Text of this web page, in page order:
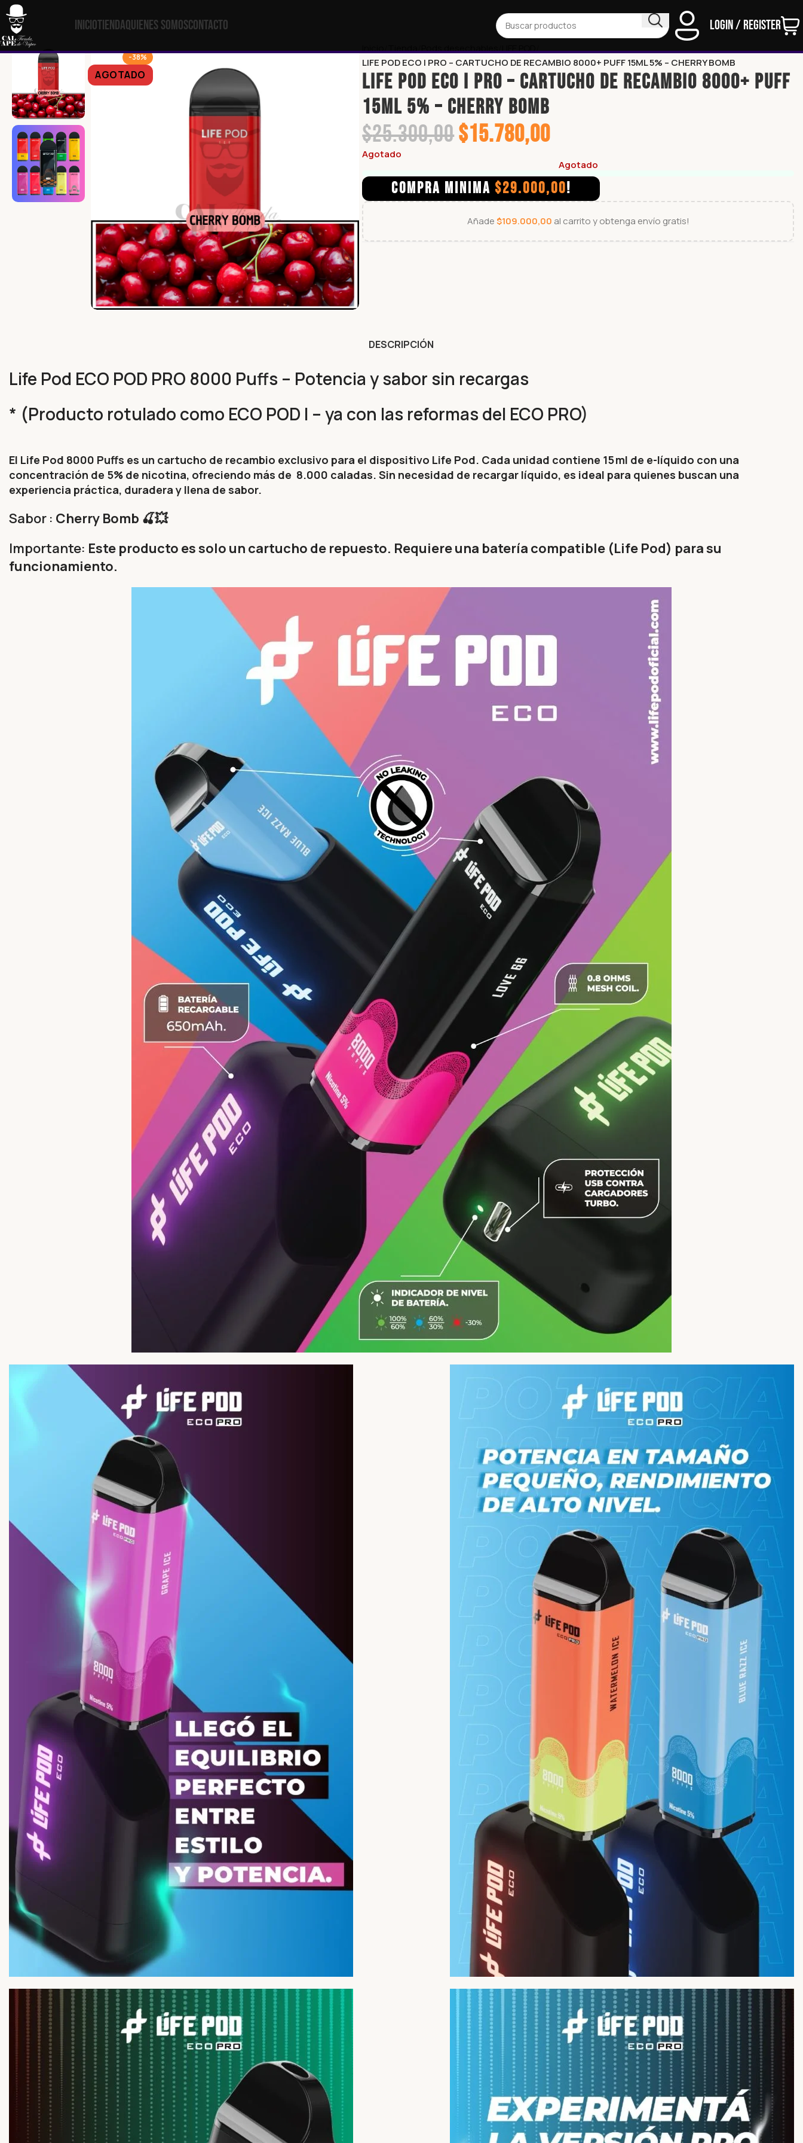
InicioTiendaQuienes SomosContacto Login / Register
-38%
AGOTADO
Inicio Tienda Pods desechables LIFE POD
LIFE POD ECO I PRO – CARTUCHO DE RECAMBIO 8000+ PUFF 15ML 5% – CHERRY BOMB
LIFE POD ECO I PRO – CARTUCHO DE RECAMBIO 8000+ PUFF
15ML 5% – CHERRY BOMB
$25.300,00$15.780,00
Agotado
Agotado
COMPRA MINIMA $29.000,00!
Añade$109.000,00 al carrito y obtenga envío gratis!
DESCRIPCIÓN
Life Pod ECO POD PRO 8000 Puffs – Potencia y sabor sin recargas
* (Producto rotulado como ECO POD I – ya con las reformas del ECO PRO)
El Life Pod 8000 Puffs es un cartucho de recambio exclusivo para el dispositivo Life Pod. Cada unidad contiene 15 ml de e-líquido con una
concentración de 5% de nicotina, ofreciendo más de 8.000 caladas. Sin necesidad de recargar líquido, es ideal para quienes buscan una
experiencia práctica, duradera y llena de sabor.
Sabor : Cherry Bomb 🍒💥
Importante: Este producto es solo un cartucho de repuesto. Requiere una batería compatible (Life Pod) para su
funcionamiento.